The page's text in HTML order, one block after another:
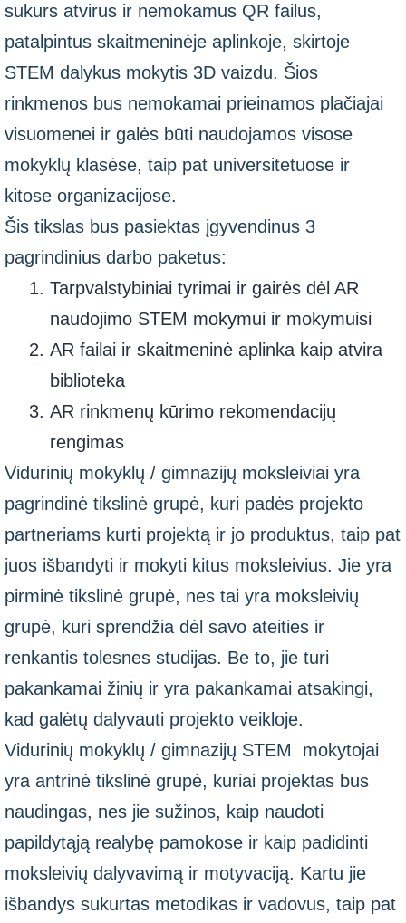
sukurs atvirus ir nemokamus QR failus,
patalpintus skaitmeninėje aplinkoje, skirtoje
STEM dalykus mokytis 3D vaizdu. Šios
rinkmenos bus nemokamai prieinamos plačiajai
visuomenei ir galės būti naudojamos visose
mokyklų klasėse, taip pat universitetuose ir
kitose organizacijose.
Šis tikslas bus pasiektas įgyvendinus 3
pagrindinius darbo paketus:
Tarpvalstybiniai tyrimai ir gairės dėl AR
naudojimo STEM mokymui ir mokymuisi
AR failai ir skaitmeninė aplinka kaip atvira
biblioteka
AR rinkmenų kūrimo rekomendacijų
rengimas
Vidurinių mokyklų / gimnazijų moksleiviai yra
pagrindinė tikslinė grupė, kuri padės projekto
partneriams kurti projektą ir jo produktus, taip pat
juos išbandyti ir mokyti kitus moksleivius. Jie yra
pirminė tikslinė grupė, nes tai yra moksleivių
grupė, kuri sprendžia dėl savo ateities ir
renkantis tolesnes studijas. Be to, jie turi
pakankamai žinių ir yra pakankamai atsakingi,
kad galėtų dalyvauti projekto veikloje.
Vidurinių mokyklų / gimnazijų STEM mokytojai
yra antrinė tikslinė grupė, kuriai projektas bus
naudingas, nes jie sužinos, kaip naudoti
papildytąją realybę pamokose ir kaip padidinti
moksleivių dalyvavimą ir motyvaciją. Kartu jie
išbandys sukurtas metodikas ir vadovus, taip pat